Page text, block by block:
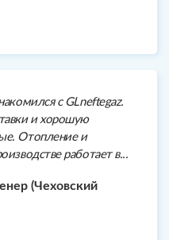
с GLneftegaz.
и хорошую
Отопление и
работает в...
(Чеховский